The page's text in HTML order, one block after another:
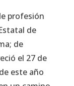
profesión
de
de
el 27 de
este año